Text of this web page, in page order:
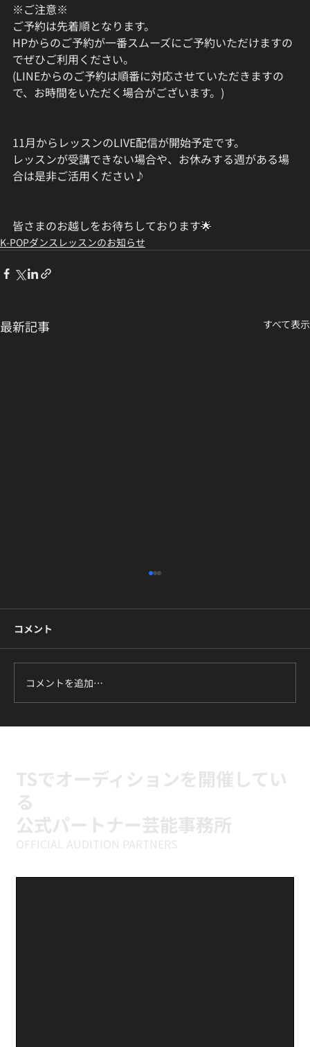
※ご注意※
ご予約は先着順となります。
HPからのご予約が一番スムーズにご予約いただけますの
でぜひご利用ください。
(LINEからのご予約は順番に対応させていただきますの
で、お時間をいただく場合がございます。)
11月からレッスンのLIVE配信が開始予定です。
レッスンが受講できない場合や、お休みする週がある場
合は是非ご活用ください♪
皆さまのお越しをお待ちしております🌟
K-POPダンスレッスンのお知らせ
最新記事 すべて表示
コメント
コメントを追加…
TSでオーディションを開催してい
る
公式パートナー芸能事務所
OFFICIAL AUDITION PARTNERS